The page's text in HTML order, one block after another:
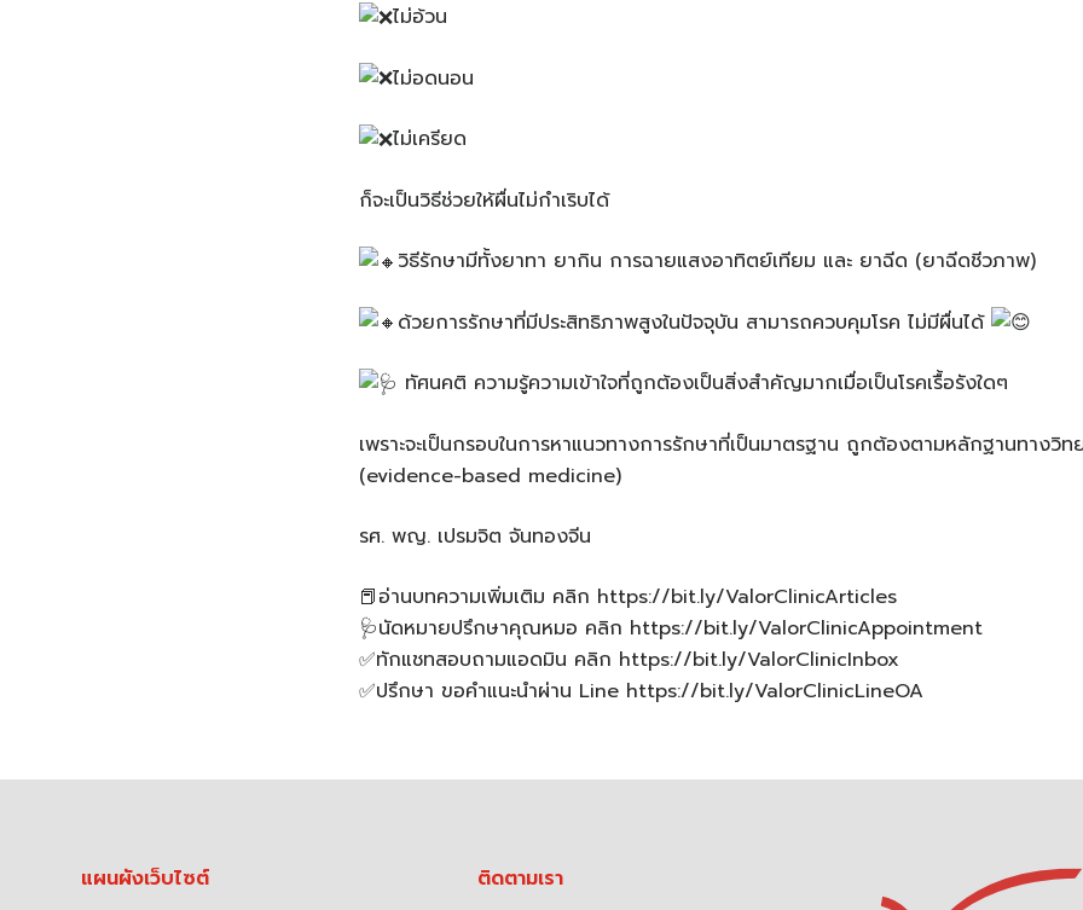
ไม่อ้วน
ไม่อดนอน
ไม่เครียด
ก็จะเป็นวิธีช่วยให้ผื่นไม่กำเริบได้
วิธีรักษา️มีทั้งยาทา ยากิน การฉายแสงอาทิตย์เทียม และ ยาฉีด (ยาฉีดชีวภาพ)
ด้วยการรักษาที่มีประสิทธิภาพสูงในปัจจุบัน สามารถควบคุมโรค ไม่มีผื่นได้
ทัศนคติ ความรู้ความเข้าใจที่ถูกต้องเป็นสิ่งสำคัญมากเมื่อเป็นโรคเรื้อรังใดๆ
เพราะจะเป็นกรอบในการหาแนวทางการรักษาที่เป็นมาตรฐาน ถูกต้องตามหลักฐานทางวิ
(evidence-based medicine)
รศ. พญ. เปรมจิต จันทองจีน
📕อ่านบทความเพิ่มเติม คลิก https://bit.ly/ValorClinicArticles
🩺นัดหมายปรึกษาคุณหมอ คลิก https://bit.ly/ValorClinicAppointment
✅ทักแชทสอบถามแอดมิน คลิก https://bit.ly/ValorClinicInbox
✅ปรึกษา ขอคำแนะนำผ่าน Line https://bit.ly/ValorClinicLineOA
แผนผังเว็บไซต์
ติดตามเรา